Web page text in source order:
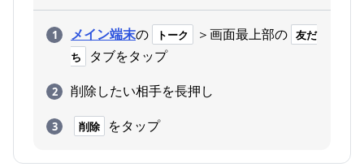
メイン端末の トーク ＞画面最上部の 友だ
ち
タブをタップ
削除したい相手を長押し
削除 をタップ